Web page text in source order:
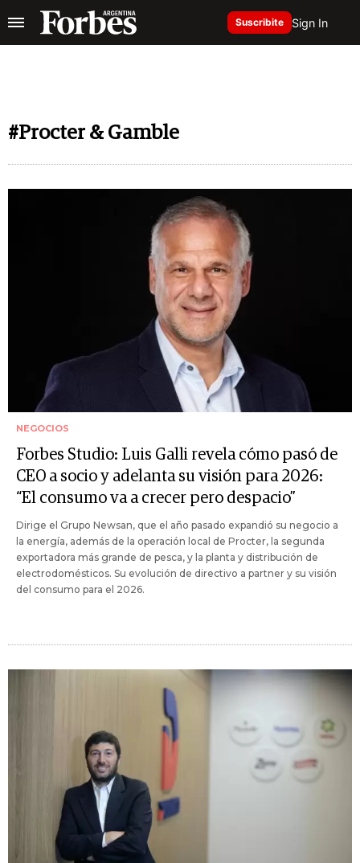
Suscribite Sign In
#Procter & Gamble
NEGOCIOS
Forbes Studio: Luis Galli revela cómo pasó de
CEO a socio y adelanta su visión para 2026:
“El consumo va a crecer pero despacio”
Dirige el Grupo Newsan, que el año pasado expandió su negocio a
la energía, además de la operación local de Procter, la segunda
exportadora más grande de pesca, y la planta y distribución de
electrodomésticos. Su evolución de directivo a partner y su visión
del consumo para el 2026.